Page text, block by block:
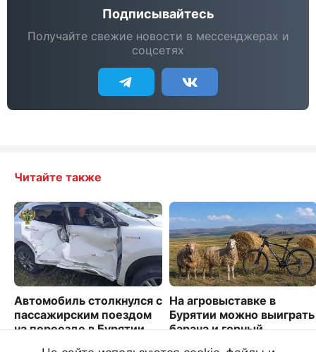
Подписывайтесь
Получайте свежие новости в мессенджерах и
соцсетях
Читайте также
Автомобиль столкнулся с
пассажирским поездом
на переезде в Бурятии
9857
На агровыставке в
Бурятии можно выиграть
барана и горный